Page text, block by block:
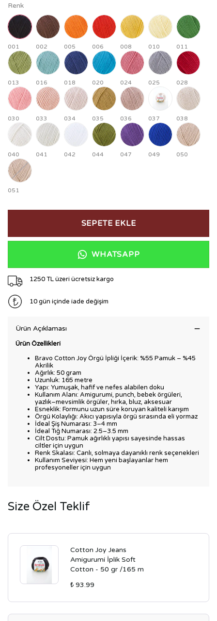
Renk
001 002 005 006 008 010 011
013 016 018 020 024 025 028
030 033 034 035 036 037 038
040 041 042 044 047 049 050
051
SEPETE EKLE
WHATSAPP
1250 TL üzeri ücretsiz kargo
10 gün içinde iade değişim
Ürün Açıklaması
Ürün Özellikleri
Bravo Cotton Joy Örgü İpliği İçerik: %55 Pamuk – %45
Akrilik
Ağırlık: 50 gram
Uzunluk: 165 metre
Yapı: Yumuşak, hafif ve nefes alabilen doku
Kullanım Alanı: Amigurumi, punch, bebek örgüleri,
yazlık–mevsimlik örgüler, hırka, bluz, aksesuar
Esneklik: Formunu uzun süre koruyan kaliteli karışım
Örgü Kolaylığı: Akıcı yapısıyla örgü sırasında eli yormaz
İdeal Şiş Numarası: 3–4 mm
İdeal Tığ Numarası: 2.5–3.5 mm
Cilt Dostu: Pamuk ağırlıklı yapısı sayesinde hassas
ciltler için uygun
Renk Skalası: Canlı, solmaya dayanıklı renk seçenekleri
Kullanım Seviyesi: Hem yeni başlayanlar hem
profesyoneller için uygun
Size Özel Teklif
Cotton Joy Jeans
Amigurumi İplik Soft
Cotton - 50 gr /165 m
₺ 93.99